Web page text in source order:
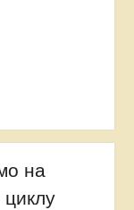
на
циклу